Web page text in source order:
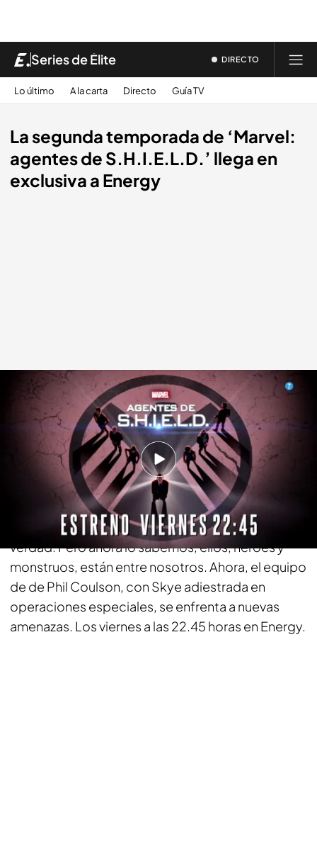
Series de Élite DIRECTO
Lo último A la carta Directo Guía TV
La segunda temporada de ‘Marvel:
agentes de S.H.I.E.L.D.’ llega en
exclusiva a Energy
energy.es
15 MAR 2016 - 10:21h.
Compartir
El secreto ha sido desvelado: durante décadas, la
organización permaneció oculta, escondiendo la
verdad. Pero ahora lo sabemos, ellos, héroes y
monstruos, están entre nosotros. Ahora, el equipo
de de Phil Coulson, con Skye adiestrada en
operaciones especiales, se enfrenta a nuevas
amenazas. Los viernes a las 22.45 horas en Energy.